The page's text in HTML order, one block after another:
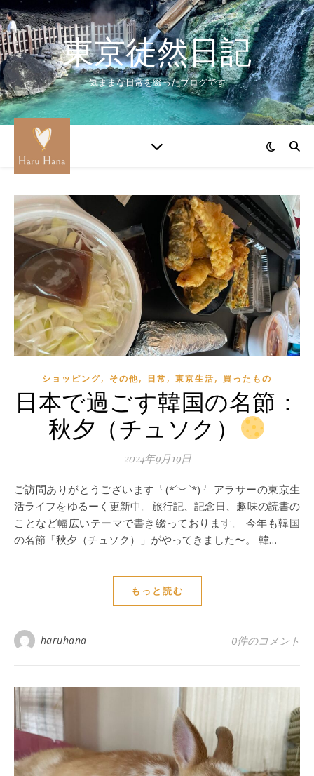
東京徒然日記
気ままな日常を綴ったブログです
ショッピング, その他, 日常 , 東京生活, 買ったもの
日本で過ごす韓国の名節：
秋夕（チュソク）
2024年9月19日
ご訪問ありがとうございます╰(*´︶`*)╯ アラサーの東京生
活ライフをゆるーく更新中。旅行記、記念日、趣味の読書の
ことなど幅広いテーマで書き綴っております。 今年も韓国
の名節「秋夕（チュソク）」がやってきました〜。 韓…
もっと読む
haruhana 0件のコメント